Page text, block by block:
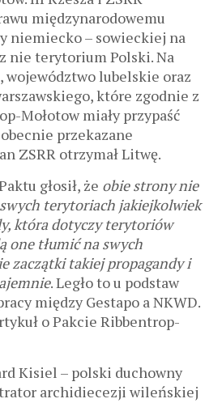
międzynarodowemu
niemiecko – sowieckiej na
nie terytorium Polski. Na
województwo lubelskie oraz
które zgodnie z
Mołotow miały przypaść
przekazane
ZSRR otrzymał Litwę.
głosił, że obie strony nie
terytoriach jakiejkolwiek
która dotyczy terytoriów
one tłumić na swych
zaczątki takiej propagandy i
. Legło to u podstaw
między Gestapo a NKWD.
o Pakcie Ribbentrop-
Kisiel – polski duchowny
archidiecezji wileńskiej